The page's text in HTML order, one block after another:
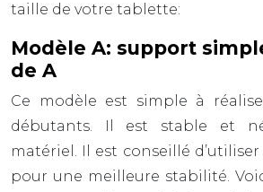
taille de votre tablette:
Modèle A: support
de A
Ce modèle est simple à
débutants. Il est stable et
matériel. Il est conseillé
pour une meilleure stabilité.